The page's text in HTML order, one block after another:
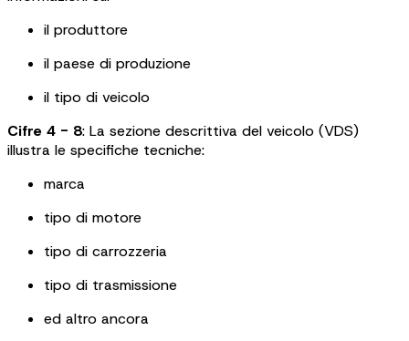
il produttore
il paese di produzione
il tipo di veicolo
Cifre 4 - 8: La sezione descrittiva del veicolo (VDS)
illustra le specifiche tecniche:
marca
tipo di motore
tipo di carrozzeria
tipo di trasmissione
ed altro ancora